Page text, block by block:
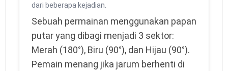
dari beberapa kejadian.
Sebuah permainan menggunakan papan
putar yang dibagi menjadi 3 sektor:
Merah (180°), Biru (90°), dan Hijau (90°).
Pemain menang jika jarum berhenti di